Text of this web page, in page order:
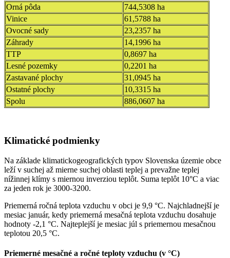
Orná pôda
744,5308 ha
Vinice
61,5788 ha
Ovocné sady
23,2357 ha
Záhrady
14,1996 ha
TTP
0,8697 ha
Lesné pozemky
0,2201 ha
Zastavané plochy
31,0945 ha
Ostatné plochy
10,3315 ha
Spolu
886,0607 ha
Klimatické podmienky
Na základe klimatickogeografických typov Slovenska územie obce
leží v suchej až mierne suchej oblasti teplej a prevažne teplej
nížinnej klímy s miernou inverziou teplôt. Suma teplôt 10°C a viac
za jeden rok je 3000-3200.
Priemerná ročná teplota vzduchu v obci je 9,9 °C. Najchladnejší je
mesiac január, kedy priemerná mesačná teplota vzduchu dosahuje
hodnoty -2,1 °C. Najteplejší je mesiac júl s priemernou mesačnou
teplotou 20,5 °C.
Priemerné mesačné a ročné teploty vzduchu (v °C)